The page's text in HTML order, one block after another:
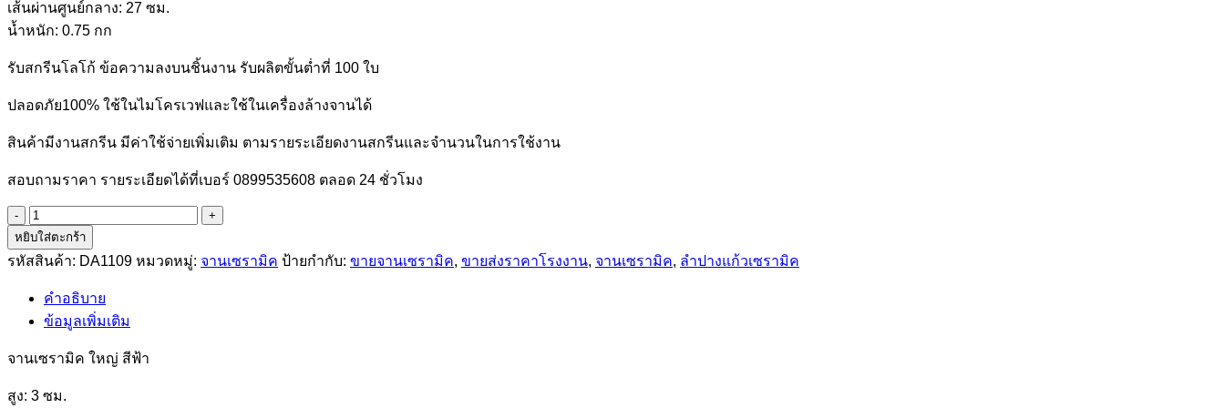
เส้นผ่านศูนย์กลาง: 27 ซม.
น้ำหนัก: 0.75 กก
รับสกรีนโลโก้ ข้อความลงบนชิ้นงาน รับผลิตขั้นต่ำที่ 100 ใบ
ปลอดภัย100% ใช้ในไมโครเวฟและใช้ในเครื่องล้างจานได้
สินค้ามีงานสกรีน มีค่าใช้จ่ายเพิ่มเติม ตามรายระเอียดงานสกรีนและจำนวนในการใช้งาน
สอบถามราคา รายระเอียดได้ที่เบอร์ 0899535608 ตลอด 24 ชั่วโมง
จำนวน
รหัส
DA1109
เซรามิค
ชิ้น
หยิบใส่ตะกร้า
รหัสสินค้า: DA1109 หมวดหมู่: จานเซรามิค ป้ายกำกับ: ขายจานเซรามิค, ขายส่งราคาโรงงาน, จานเซรามิค, ลําปางแก้วเซรามิค
คำอธิบาย
ข้อมูลเพิ่มเติม
จานเซรามิค ใหญ่ สีฟ้า
สูง: 3 ซม.